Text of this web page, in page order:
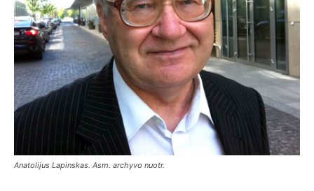
Anatolijus Lapinskas. Asm. archyvo nuotr.